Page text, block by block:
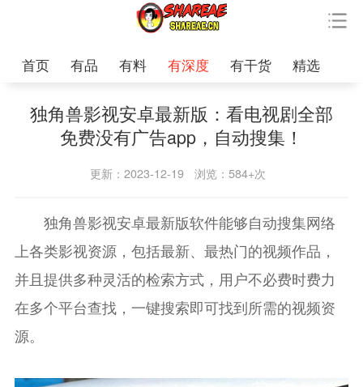
首页 有品 有料 有深度 有干货 精选
独角兽影视安卓最新版：看电视剧全部
免费没有广告app，自动搜集！
更新：2023-12-19 浏览：584+次
独角兽影视安卓最新版软件能够自动搜集网络
上各类影视资源，包括最新、最热门的视频作品，
并且提供多种灵活的检索方式，用户不必费时费力
在多个平台查找，一键搜索即可找到所需的视频资
源。